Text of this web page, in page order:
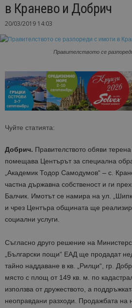
в Кранево и Добрич
20/03/2019 14:03
Правителството се
Чуйте статията:
Добрич. Правителството обяви
помещава Центърът за специална
„Академик Тодор Самодумов“ – с.
частна държавна собственост и ги
Балчик. Имотът се намира на ул.
и чрез Центъра общината ще
социални услуги.
Съгласно друго решение на
„Български пощи“ ЕАД ще продадат
тайно наддаване в кв. „Рилци“, гр.
място с площ от 149 кв. м. по
използва от дружеството, а
неоправдани разходи. Продажбата на